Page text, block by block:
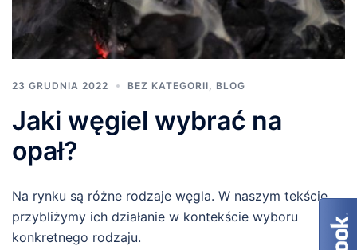
23 GRUDNIA 2022 BEZ KATEGORII BLOG
Jaki węgiel wybrać na
opał?
Na rynku są różne rodzaje węgla. W naszym tekście
przybliżymy ich działanie w kontekście wyboru
konkretnego rodzaju.